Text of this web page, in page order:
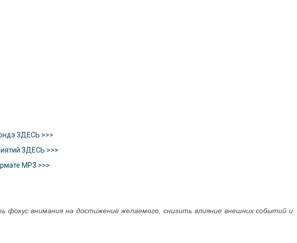
ЗДЕСЬ >>>
ЗДЕСЬ >>>
MP3 >>>
внимания на достижение желаемого, снизить влияние внешних событий и